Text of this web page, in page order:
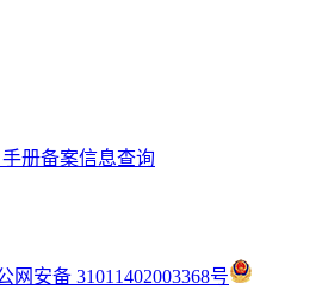
册备案信息查询
网安备 31011402003368号